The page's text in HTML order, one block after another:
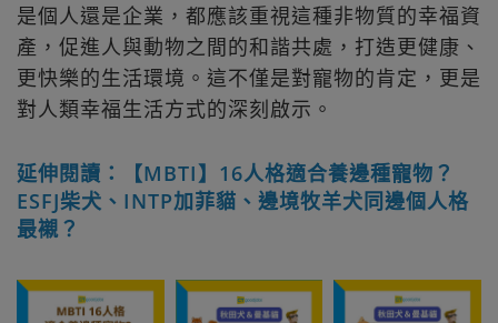
是個人還是企業，都應該重視這種非物質的幸福資
產，促進人與動物之間的和諧共處，打造更健康、
更快樂的生活環境。這不僅是對寵物的肯定，更是
對人類幸福生活方式的深刻啟示。
延伸閱讀：【MBTI】16人格適合養邊種寵物？
ESFJ柴犬、INTP加菲貓、邊境牧羊犬同邊個人格
最襯？